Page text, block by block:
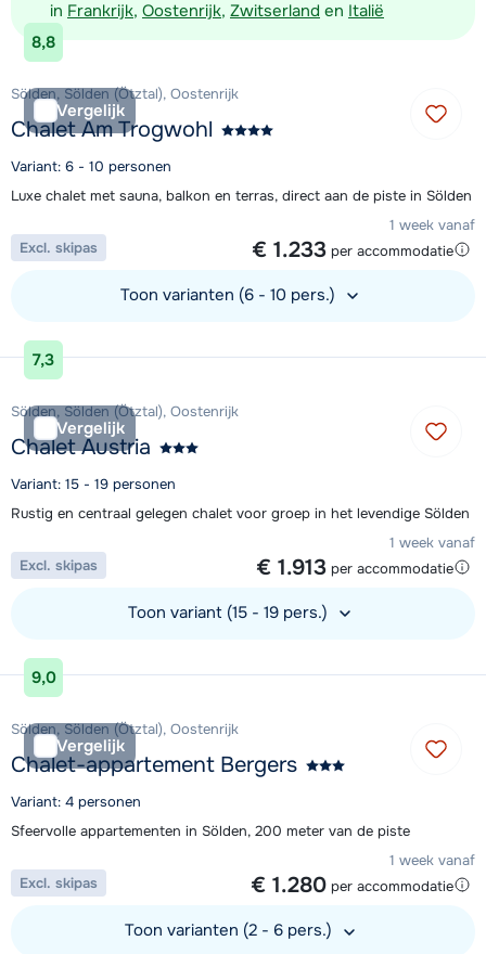
in Frankrijk, Oostenrijk, Zwitserland en Italië
8,8
Vergelijk
Sölden, Sölden (Ötztal), Oostenrijk
Chalet Am Trogwohl
Variant: 6 - 10 personen
Luxe chalet met sauna, balkon en terras, direct aan de piste in Sölden
1 week vanaf
€ 1.233 per accommodatie
Excl. skipas
Toon varianten (6 - 10 pers.)
Bekijk accommodatie
7,3
Vergelijk
Sölden, Sölden (Ötztal), Oostenrijk
Chalet Austria
Variant: 15 - 19 personen
Rustig en centraal gelegen chalet voor groep in het levendige Sölden
1 week vanaf
€ 1.913 per accommodatie
Excl. skipas
Toon variant (15 - 19 pers.)
Bekijk accommodatie
9,0
Vergelijk
Sölden, Sölden (Ötztal), Oostenrijk
Chalet-appartement Bergers
Variant: 4 personen
Sfeervolle appartementen in Sölden, 200 meter van de piste
1 week vanaf
€ 1.280 per accommodatie
Excl. skipas
Toon varianten (2 - 6 pers.)